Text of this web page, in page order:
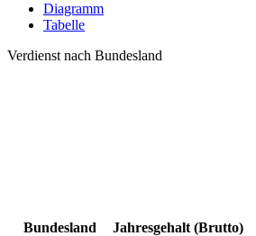
Diagramm
Tabelle
Verdienst nach Bundesland
Bundesland Jahresgehalt (Brutto)